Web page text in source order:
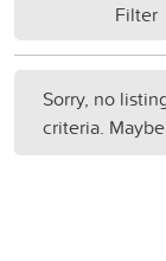
Filter
Sorry, no
criteria.